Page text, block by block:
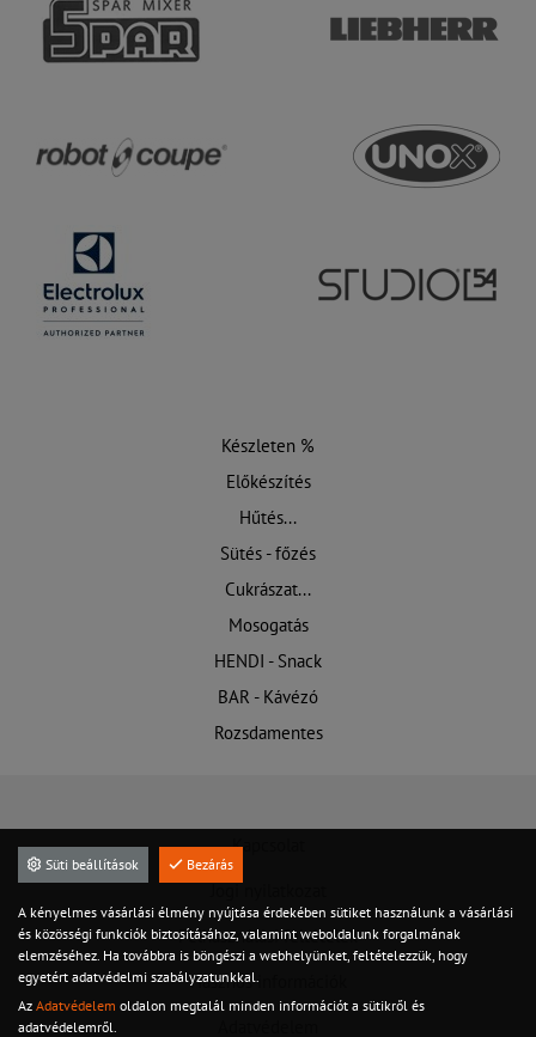
Készleten %
Előkészítés
Hűtés...
Sütés - főzés
Cukrászat...
Mosogatás
HENDI - Snack
BAR - Kávézó
Rozsdamentes
Kapcsolat
Felhasználási feltételek
Hasznos információk
Süti beállítások Bezárás
A kényelmes vásárlási élmény nyújtása érdekében sütiket használunk a vásárlási
és közösségi funkciók biztosításához, valamint weboldalunk forgalmának
elemzéséhez. Ha továbbra is böngészi a webhelyünket, feltételezzük, hogy
egyetért adatvédelmi szabályzatunkkal.
Az Adatvédelem oldalon megtalál minden információt a sütikről és
adatvédelemről.